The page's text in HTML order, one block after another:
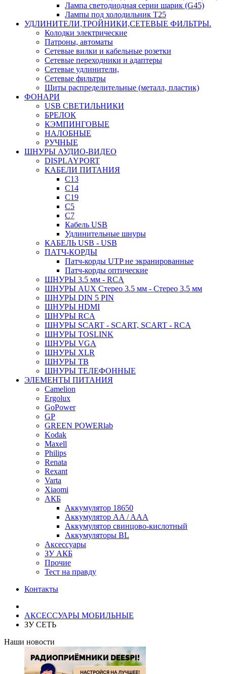
Лампа светодиодная серии шарик (G45)
Лампы под холодильник T25
УДЛИНИТЕЛИ,ТРОЙНИКИ,СЕТЕВЫЕ ФИЛЬТРЫ.
Колодки электрические
Патроны, автоматы
Сетевые вилки и кабельные розетки
Сетевые переходники и адаптеры
Сетевые удлинители,
Сетевые фильтры
Щиты распределительные (металл, пластик)
ФОНАРИ
USB СВЕТИЛЬНИКИ
БРЕЛОК
КЭМПИНГОВЫЕ
НАЛОБНЫЕ
РУЧНЫЕ
ШНУРЫ АУДИО-ВИДЕО
DISPLAYPORT
КАБЕЛИ ПИТАНИЯ
C13
C14
C19
C5
C7
Кабель USB
Удлинительные шнуры
КАБЕЛЬ USB - USB
ПАТЧ-КОРДЫ
Патч-корды UTP не экранированные
Патч-корды оптические
ШНУРЫ 3.5 мм - RCA
ШНУРЫ AUX Стерео 3.5 мм - Стерео 3.5 мм
ШНУРЫ DIN 5 PIN
ШНУРЫ HDMI
ШНУРЫ RCA
ШНУРЫ SCART - SCART, SCART - RCA
ШНУРЫ TOSLINK
ШНУРЫ VGA
ШНУРЫ XLR
ШНУРЫ ТВ
ШНУРЫ ТЕЛЕФОННЫЕ
ЭЛЕМЕНТЫ ПИТАНИЯ
Camelion
Ergolux
GoPower
GP
GREEN POWERlab
Kodak
Maxell
Philips
Renata
Rexant
Varta
Xiaomi
АКБ
Аккумулятор 18650
Аккумулятор AA / AAA
Аккумулятор свинцово-кислотный
Аккумуляторы BL
Аксессуары
ЗУ АКБ
Прочие
Тест на правду
Контакты
АКСЕССУАРЫ МОБИЛЬНЫЕ
ЗУ СЕТЬ
Наши новости